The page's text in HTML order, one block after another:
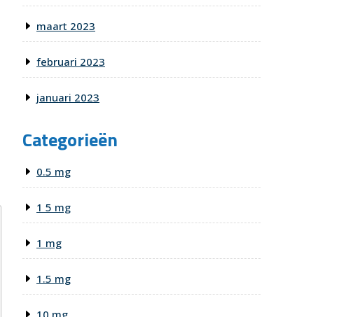
maart 2023
februari 2023
januari 2023
Categorieën
0.5 mg
1 5 mg
1 mg
1.5 mg
10 mg